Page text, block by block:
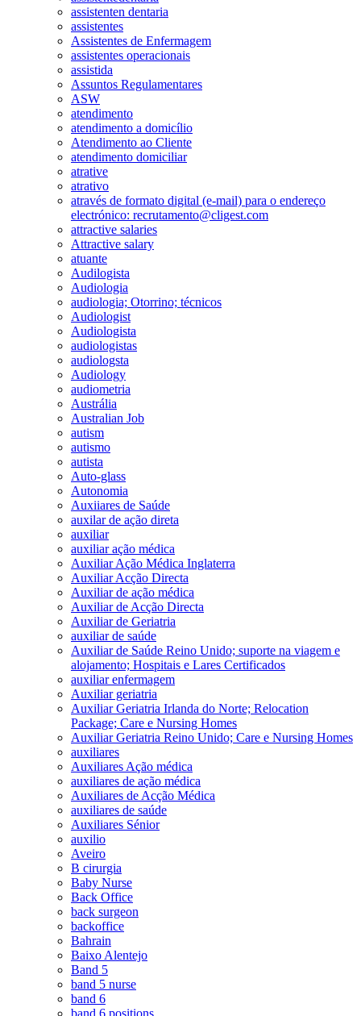
assistenten dentaria
assistentes
Assistentes de Enfermagem
assistentes operacionais
assistida
Assuntos Regulamentares
ASW
atendimento
atendimento a domicílio
Atendimento ao Cliente
atendimento domiciliar
atrative
atrativo
através de formato digital (e-mail) para o endereço
electrónico: recrutamento@cligest.com
attractive salaries
Attractive salary
atuante
Audilogista
Audiologia
audiologia; Otorrino; técnicos
Audiologist
Audiologista
audiologistas
audiologsta
Audiology
audiometria
Austrália
Australian Job
autism
autismo
autista
Auto-glass
Autonomia
Auxiiares de Saúde
auxilar de ação direta
auxiliar
auxiliar ação médica
Auxiliar Ação Médica Inglaterra
Auxiliar Acção Directa
Auxiliar de ação médica
Auxiliar de Acção Directa
Auxiliar de Geriatria
auxiliar de saúde
Auxiliar de Saúde Reino Unido; suporte na viagem e
alojamento; Hospitais e Lares Certificados
auxiliar enfermagem
Auxiliar geriatria
Auxiliar Geriatria Irlanda do Norte; Relocation
Package; Care e Nursing Homes
Auxiliar Geriatria Reino Unido; Care e Nursing Homes
auxiliares
Auxiliares Ação médica
auxiliares de ação médica
Auxiliares de Acção Médica
auxiliares de saúde
Auxiliares Sénior
auxilio
Aveiro
B cirurgia
Baby Nurse
Back Office
back surgeon
backoffice
Bahrain
Baixo Alentejo
Band 5
band 5 nurse
band 6
band 6 positions